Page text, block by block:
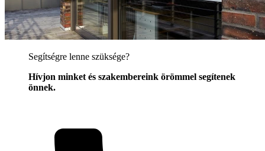
Segítségre lenne szüksége?
Hívjon minket és szakembereink örömmel segítenek
önnek.